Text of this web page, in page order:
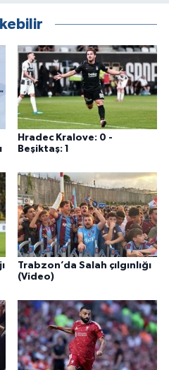
Hradec Kralove: 0 -
Beşiktaş: 1
Trabzon’da Salah çılgınlığı
(Video)